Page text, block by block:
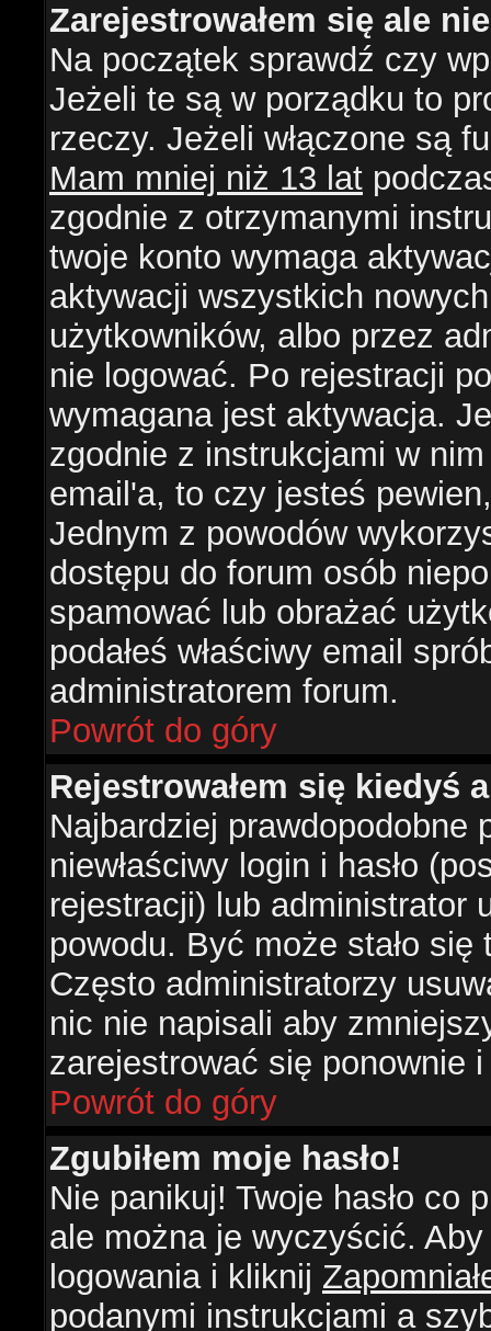
Zarejestrowałem się ale
Na początek sprawdź czy
Jeżeli te są w porządku to
rzeczy. Jeżeli włączone są
Mam mniej niż 13 lat
zgodnie z otrzymanymi
twoje konto wymaga
aktywacji wszystkich
użytkowników, albo przez
nie logować. Po rejestracji
wymagana jest aktywacja.
zgodnie z instrukcjami w
email'a, to czy jesteś
Jednym z powodów
dostępu do forum osób
spamować lub obrażać
podałeś właściwy email
administratorem forum.
Powrót do góry
Rejestrowałem się kiedyś
Najbardziej prawdopodobne
niewłaściwy login i hasło
rejestracji) lub administrator
powodu. Być może stało
Często administratorzy
nic nie napisali aby
zarejestrować się ponownie
Powrót do góry
Zgubiłem moje hasło!
Nie panikuj! Twoje hasło co
ale można je wyczyścić.
logowania i kliknij
podanymi instrukcjami a